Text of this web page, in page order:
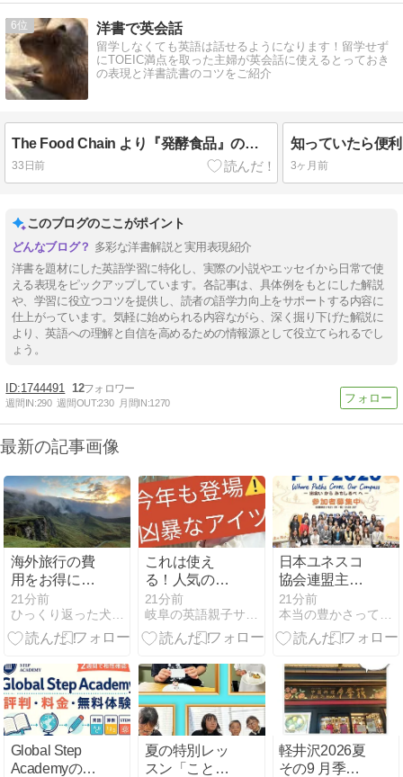
6 洋書で英会話
留学しなくても英語は話せるようになります！留学せず
にTOEIC満点を取った主婦が英会話に使えるとっておき
の表現と洋書読書のコツをご紹介
The Food Chain より『発酵食品』の話① readyを使った表現
33日前 3ヶ月前
このブログのここがポイント
多彩な洋書解説と実用表現紹介
洋書を題材にした英語学習に特化し、実際の小説やエッセイから日常で使
える表現をピックアップしています。各記事は、具体例をもとにした解説
や、学習に役立つコツを提供し、読者の語学力向上をサポートする内容に
仕上がっています。気軽に始められる内容ながら、深く掘り下げた解説に
より、英語への理解と自信を高めるための情報源として役立てられるでし
ょう。
1744491 12
週間IN:290 週間OUT:230 月間IN:1270
最新の記事画像
海外旅行の費
用をお得に済
ませる方法
21分前
これは使え
る！人気のグ
ッズ紹介★今
年も登場！凶
暴なアイ
21分前
日本ユネスコ
協会連盟主
催！出会いと
対話から、平
和への一歩を
「PYP2026」
参加者募集
21分前
Global Step
Academyの評
夏の特別レッ
スン「ことば
軽井沢2026夏
その9 月季花